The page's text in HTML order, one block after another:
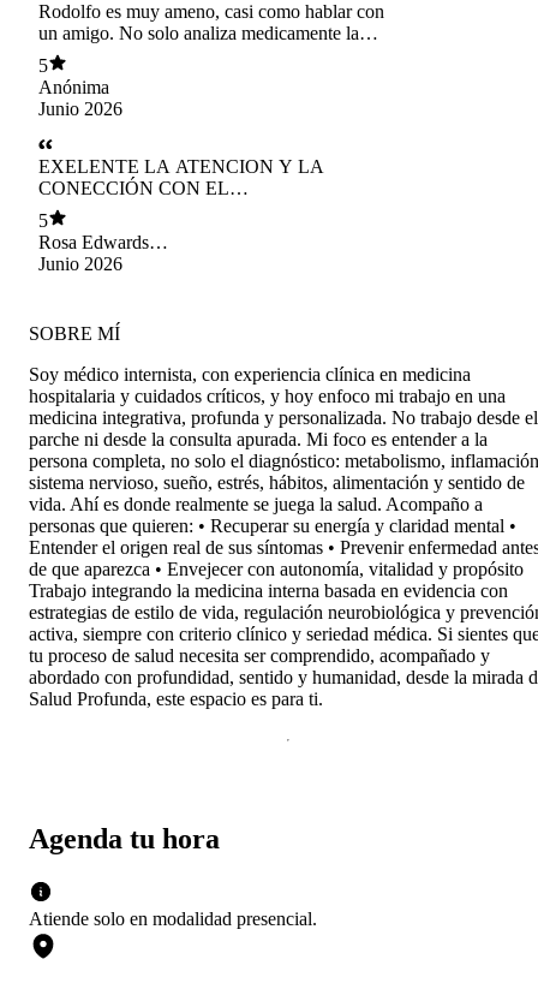
Rodolfo es muy ameno, casi como hablar con
un amigo. No solo analiza medicamente la
situación sino que se da el tiempo para hablar un
poco de la vida, te escucha y propone objetivos.
Hace que el espacio se sienta seguro y da
confianza, no es un médico endiosado al que no
se le puede preguntar o cuestionar cosas, con él
se puede conversar y discutir temas que nos
importan como pacientes. Hasta el momento
todo ha sido 10/10.
5
Anónima
Junio 2026
EXELENTE LA ATENCION Y LA
CONECCIÓN CON EL
PACIENTE,MOTIVADOR Y CON UNA
FUERTE LUZ INTERIOR QUE DEBE
LLEGAR A MUCHA GENTE QUE LO
VISITA . MUCHAS GRACIAS
5
Rosa Edwards
Carrasco
Junio 2026
Agenda tu hora
Atiende solo en modalidad presencial.
SOBRE MÍ
Soy médico internista, con experiencia clínica en medicina
hospitalaria y cuidados críticos, y hoy enfoco mi trabajo en una
medicina integrativa, profunda y personalizada. No trabajo desde el
parche ni desde la consulta apurada. Mi foco es entender a la
persona completa, no solo el diagnóstico: metabolismo,
sistema nervioso, sueño, estrés, hábitos, alimentación y sentido de
vida. Ahí es donde realmente se juega la salud. Acompaño a
personas que quieren: • Recuperar su energía y claridad mental •
Entender el origen real de sus síntomas • Prevenir enfermedad
de que aparezca • Envejecer con autonomía, vitalidad y propósito
Trabajo integrando la medicina interna basada en evidencia con
estrategias de estilo de vida, regulación neurobiológica y
activa, siempre con criterio clínico y seriedad médica. Si sientes
tu proceso de salud necesita ser comprendido, acompañado y
abordado con profundidad, sentido y humanidad, desde la mirada
Salud Profunda, este espacio es para ti.